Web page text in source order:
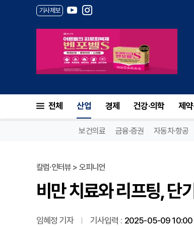
기사제보
전체 산업 경제 건강·의학 제약
보건의료 금융·증권 자동차·항공
칼럼·인터뷰 > 오피니언
비만 치료와 리프팅, 단
임혜정 기자 기사입력 : 2025-05-09 10:00